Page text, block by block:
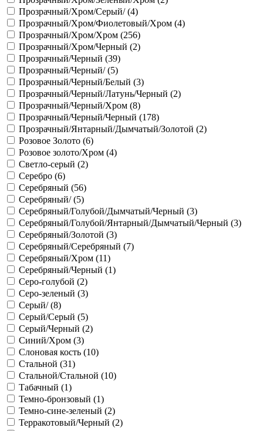
Прозрачный/Хром/Серый/ (4)
Прозрачный/Хром/Фиолетовый/Хром (4)
Прозрачный/Хром/Хром (256)
Прозрачный/Хром/Черный (2)
Прозрачный/Черный (39)
Прозрачный/Черный/ (5)
Прозрачный/Черный/Белый (3)
Прозрачный/Черный/Латунь/Черный (2)
Прозрачный/Черный/Хром (8)
Прозрачный/Черный/Черный (178)
Прозрачный/Янтарный/Дымчатый/Золотой (2)
Розовое Золото (6)
Розовое золото/Хром (4)
Светло-серый (2)
Серебро (6)
Серебряный (56)
Серебряный/ (5)
Серебряный/Голубой/Дымчатый/Черный (3)
Серебряный/Голубой/Янтарный/Дымчатый/Черный (3)
Серебряный/Золотой (3)
Серебряный/Серебряный (7)
Серебряный/Хром (11)
Серебряный/Черный (1)
Серо-голубой (2)
Серо-зеленый (3)
Серый/ (8)
Серый/Серый (5)
Серый/Черный (2)
Синий/Хром (3)
Слоновая кость (10)
Стальной (31)
Стальной/Стальной (10)
Табачный (1)
Темно-бронзовый (1)
Темно-сине-зеленый (2)
Терракотовый/Черный (2)